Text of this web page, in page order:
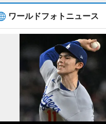
ワールドフォトニュース